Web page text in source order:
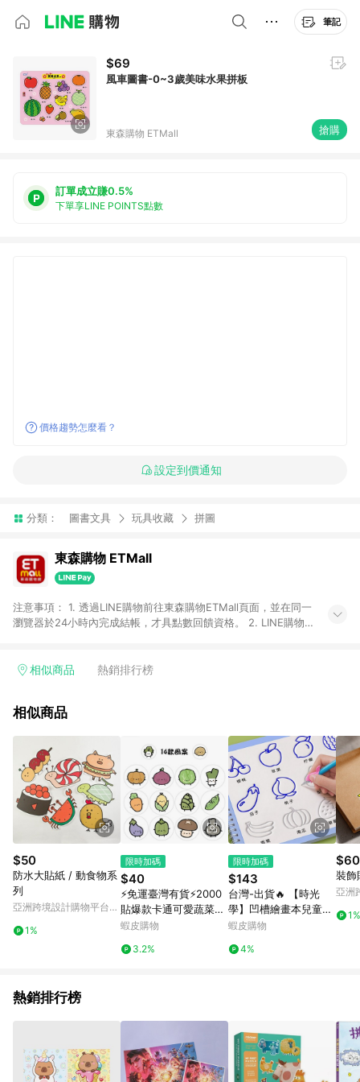
筆記
$69
風車圖書-0~3歲美味水果拼板
東森購物 ETMall 搶購
訂單成立賺0.5%
下單享LINE POINTS點數
價格趨勢怎麼看？
設定到價通知
分類： 圖書文具 玩具收藏 拼圖
東森購物 ETMall
注意事項： 1. 透過LINE購物前往東森購物ETMall頁面，並在同一
瀏覽器於24小時內完成結帳，才具點數回饋資格。 2. LINE購物
單，皆不在點數回饋範圍內。 3. 如購買以下類別商品，將無法獲
球嚴選、商城、專案商品、「草莓網」全館商品。 4. 如取消訂
回饋。 5. 點數回饋會扣除所有折扣優惠後之最終發票金額計算，
實際回饋請依LINE購物通知為主。 6. 訂單如有使用東森購物
ETMall站內之折扣優惠(包含但不限於東森幣、樂透金、東森現金
券等)，不具點數回饋資格。詳細請依東森購物ETMall之結帳頁面
顯示為準。 7. LINE購物設有「單一商品最高回饋點數」機制(特
殊活動時開放「回饋無上限」)，以同一訂單中同一商品不論件數
計算，並依訂單成立時間當下LINE購物所設定的回饋機制為準。
8. LINE購物為購物資訊整合性平台，商品資料更新會有時間差，
如顯示之商品規格、顏色、價位、贈品與東森購物ETMall銷售網
頁不符，以銷售網頁標示為準。 9. 若有贈點爭議，請務必於訂單
日期+180天以內至LINE購物客服洽詢；若超過180天(含)以上進
行申訴，恕無法贈點回饋。 10. 部分點數紅包僅限指定商品使
用，或不適用於無回饋商品。各點數紅包之適用商品與使用條件
請依點數紅包頁面規則為準。
相似商品 熱銷排行榜
相似商品
$50
防水大貼紙 / 動食物系
列
亞洲跨境設計購物平台
1%
限時加碼
$40
⚡免運臺灣有貨⚡2000
貼爆款卡通可愛蔬菜簡
筆畫卷卷貼兒童ins手
開票
蝦皮購物
3.2%
限時加碼
$143
台灣-出貨🔥 【時光
學】凹槽繪畫本兒童幼
兒園簡筆畫控筆訓練描
蝦皮購物
4%
$60
裝飾
亞洲
1%
熱銷排行榜